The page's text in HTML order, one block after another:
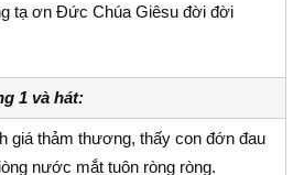
tạ ơn Đức Chúa Giêsu đời đời
1 và hát:
giá thảm thương, thấy con đớn đau
nước mắt tuôn ròng ròng.